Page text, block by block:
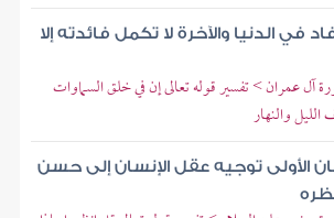
في الدنيا والآخرة لا تكمل فائدته إلا
آل عمران > تفسير قوله تعالى إن في خلق السماوات
والنهار
الأولى توجيه عقل الإنسان إلى حسن